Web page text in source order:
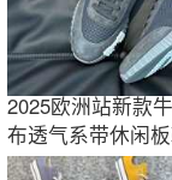
2025欧洲站新款
布透气系带休闲
贸男鞋潮鞋